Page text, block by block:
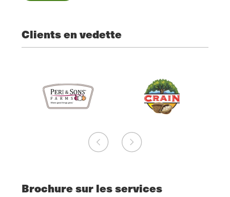
Clients en vedette
Brochure sur les services